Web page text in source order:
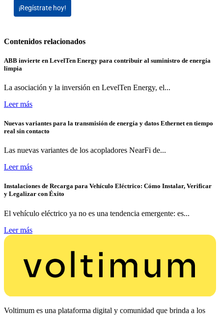
¡Regístrate hoy!
Contenidos relacionados
ABB invierte en LevelTen Energy para contribuir al suministro de energía
limpia
La asociación y la inversión en LevelTen Energy, el...
Leer más
Nuevas variantes para la transmisión de energía y datos Ethernet en tiempo
real sin contacto
Las nuevas variantes de los acopladores NearFi de...
Leer más
Instalaciones de Recarga para Vehículo Eléctrico: Cómo Instalar, Verificar
y Legalizar con Éxito
El vehículo eléctrico ya no es una tendencia emergente: es...
Leer más
Voltimum es una plataforma digital y comunidad que brinda a los